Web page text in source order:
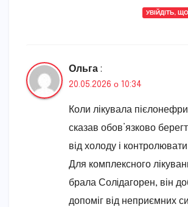
УВІЙДІТЬ,
Ольга :
20.05.2026 о 10:34
Коли лікувала
сказав обов’язково
від холоду і
Для комплексного
брала Солiдагорен, він
допоміг від неприємних